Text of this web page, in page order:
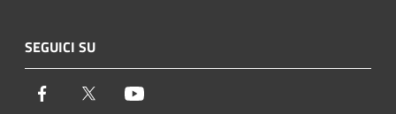
SEGUICI SU
Facebook Twitter